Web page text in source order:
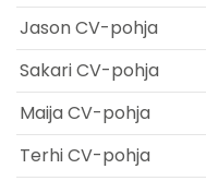
Jason CV-pohja
Sakari CV-pohja
Maija CV-pohja
Terhi CV-pohja